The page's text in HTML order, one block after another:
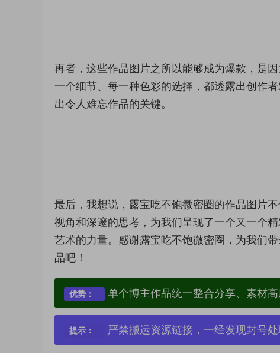
再者，这些作品图片之所以能够成为爆款，是
一个细节、每一种色彩的选择，都透露出创作
出令人难忘作品的关键。
最后，我想说，露宝吃不饱微密圈的作品图片
视角和深邃的思考，为我们呈现了一个又一个
艺术的力量。感谢露宝吃不饱微密圈，为我们
品吧！
优势： 单个博主作品统一整合分享、素材
提示： 严禁搬运资源链接，一经发现封号